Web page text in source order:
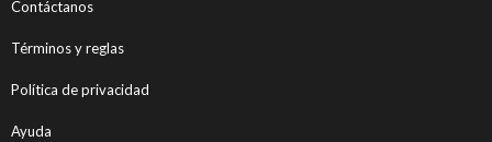
Contáctanos
Términos y reglas
Política de privacidad
Ayuda